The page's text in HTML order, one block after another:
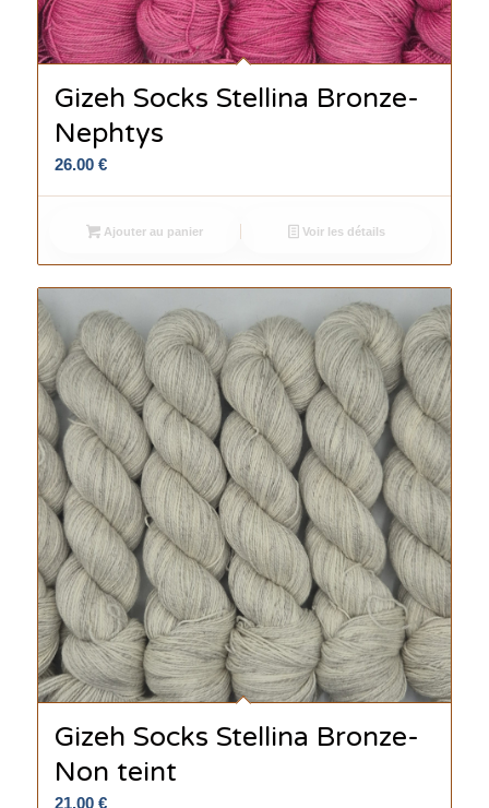
Gizeh Socks Stellina Bronze-
Nephtys
26.00 €
Ajouter au panier Voir les détails
Gizeh Socks Stellina Bronze-
Non teint
21.00 €